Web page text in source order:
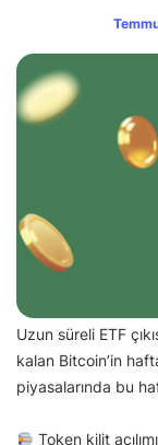
Uzun süreli ETF
kalan Bitcoin’in
piyasalarında bu
Token kilit